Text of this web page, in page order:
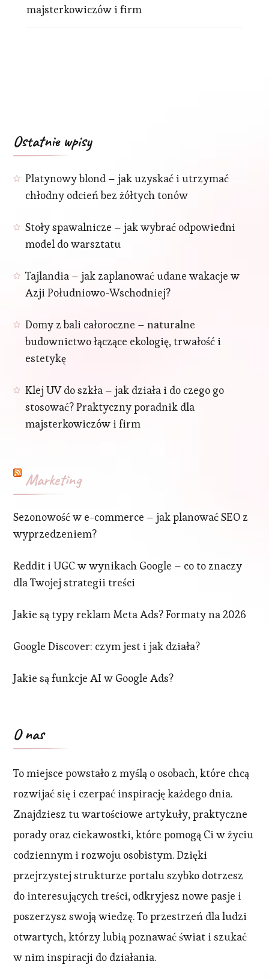
majsterkowiczów i firm
Ostatnie wpisy
Platynowy blond – jak uzyskać i utrzymać
chłodny odcień bez żółtych tonów
Stoły spawalnicze – jak wybrać odpowiedni
model do warsztatu
Tajlandia – jak zaplanować udane wakacje w
Azji Południowo-Wschodniej?
Domy z bali całoroczne – naturalne
budownictwo łączące ekologię, trwałość i
estetykę
Klej UV do szkła – jak działa i do czego go
stosować? Praktyczny poradnik dla
majsterkowiczów i firm
Marketing
Sezonowość w e-commerce – jak planować SEO z
wyprzedzeniem?
Reddit i UGC w wynikach Google – co to znaczy
dla Twojej strategii treści
Jakie są typy reklam Meta Ads? Formaty na 2026
Google Discover: czym jest i jak działa?
Jakie są funkcje AI w Google Ads?
O nas
To miejsce powstało z myślą o osobach, które chcą
rozwijać się i czerpać inspirację każdego dnia.
Znajdziesz tu wartościowe artykuły, praktyczne
porady oraz ciekawostki, które pomogą Ci w życiu
codziennym i rozwoju osobistym. Dzięki
przejrzystej strukturze portalu szybko dotrzesz
do interesujących treści, odkryjesz nowe pasje i
poszerzysz swoją wiedzę. To przestrzeń dla ludzi
otwartych, którzy lubią poznawać świat i szukać
w nim inspiracji do działania.